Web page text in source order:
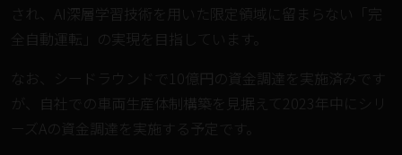
され、AI深層学習技術を⽤いた限定領域に留まらない「完
全自動運転」の実現を目指しています。
なお、シードラウンドで10億円の資金調達を実施済みです
が、自社での車両生産体制構築を見据えて2023年中にシリ
ーズAの資金調達を実施する予定です。